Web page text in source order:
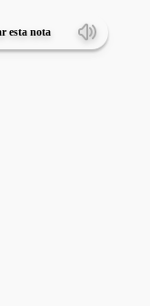
esta nota